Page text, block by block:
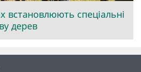
встановлюють спеціальні
дерев